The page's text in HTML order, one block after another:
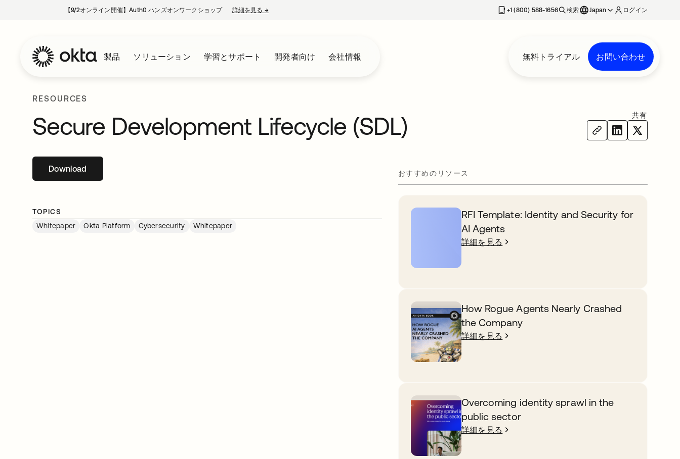
【9/2オンライン開催】Auth0 ハンズオンワークショップ 詳細を見る →新しいタブで開く +1 (800) 588-1656 検索 Japan ログイン
製品 ソリューション 学習とサポート 開発者向け 会社情報 無料トライアル お問い合わせ
RESOURCES
Secure Development Lifecycle (SDL) 共有
Download新しいタブで開く
TOPICS
Whitepaper
Okta Platform Cybersecurity Whitepaper
おすすめのリソース
RFI Template: Identity and Security for
AI Agents
詳細を見る
How Rogue Agents Nearly Crashed
the Company
詳細を見る
Overcoming identity sprawl in the
public sector
詳細を見る